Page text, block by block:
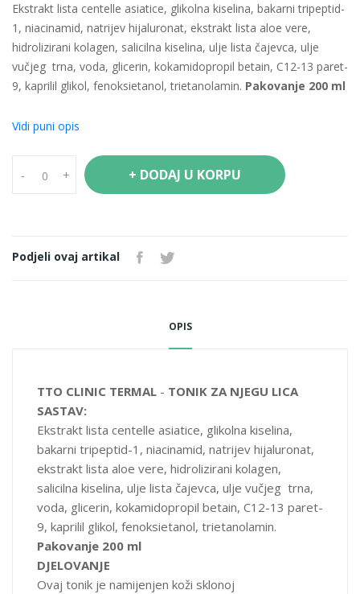
Ekstrakt lista centelle asiatice, glikolna kiselina, bakarni tripeptid-
1, niacinamid, natrijev hijaluronat, ekstrakt lista aloe vere,
hidrolizirani kolagen, salicilna kiselina, ulje lista čajevca, ulje
vučjeg trna, voda, glicerin, kokamidopropil betain, C12-13 paret-
9, kaprilil glikol, fenoksietanol, trietanolamin. Pakovanje 200 ml
Ovaj tonik je namijenjen koži sklonoj nepravilnostima,
(glikolnu kiselinu)
za blagu
hemijsku eksfolijaciju. Glikolna kiselina uklanja površinske
aloe veraumiruju kožu i podržavaju oporavak.
Vidi puni opis
- + + DODAJ U KORPU
Podjeli ovaj artikal
OPIS
TTO CLINIC TERMAL - TONIK ZA NJEGU LICA
SASTAV:
Ekstrakt lista centelle asiatice, glikolna kiselina,
bakarni tripeptid-1, niacinamid, natrijev hijaluronat,
ekstrakt lista aloe vere, hidrolizirani kolagen,
salicilna kiselina, ulje lista čajevca, ulje vučjeg trna,
voda, glicerin, kokamidopropil betain, C12-13 paret-
9, kaprilil glikol, fenoksietanol, trietanolamin.
Pakovanje 200 ml
DJELOVANJE
Ovaj tonik je namijenjen koži sklonoj